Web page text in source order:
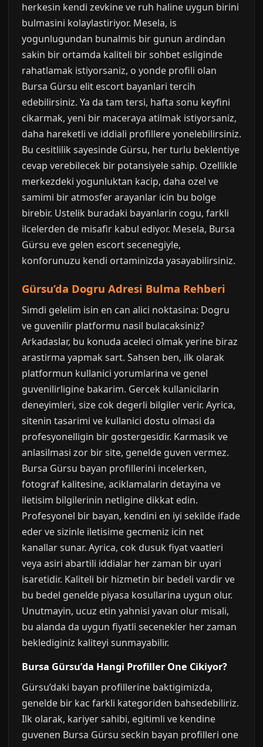
herkesin kendi zevkine ve ruh haline uygun birini
bulmasini kolaylastiriyor. Mesela, is
yogunlugundan bunalmis bir gunun ardindan
sakin bir ortamda kaliteli bir sohbet esliginde
rahatlamak istiyorsaniz, o yonde profili olan
Bursa Gürsu elit escort bayanlari tercih
edebilirsiniz. Ya da tam tersi, hafta sonu keyfini
cikarmak, yeni bir maceraya atilmak istiyorsaniz,
daha hareketli ve iddiali profillere yonelebilirsiniz.
Bu cesitlilik sayesinde Gürsu, her turlu beklentiye
cevap verebilecek bir potansiyele sahip. Ozellikle
merkezdeki yogunluktan kacip, daha ozel ve
samimi bir atmosfer arayanlar icin bu bolge
birebir. Ustelik buradaki bayanlarin cogu, farkli
ilcelerden de misafir kabul ediyor. Mesela, Bursa
Gürsu eve gelen escort secenegiyle,
konforunuzu kendi ortaminizda yasayabilirsiniz.
Gürsu’da Dogru Adresi Bulma Rehberi
Simdi gelelim isin en can alici noktasina: Dogru
ve guvenilir platformu nasil bulacaksiniz?
Arkadaslar, bu konuda aceleci olmak yerine biraz
arastirma yapmak sart. Sahsen ben, ilk olarak
platformun kullanici yorumlarina ve genel
guvenilirligine bakarim. Gercek kullanicilarin
deneyimleri, size cok degerli bilgiler verir. Ayrica,
sitenin tasarimi ve kullanici dostu olmasi da
profesyonelligin bir gostergesidir. Karmasik ve
anlasilmasi zor bir site, genelde guven vermez.
Bursa Gürsu bayan profillerini incelerken,
fotograf kalitesine, aciklamalarin detayina ve
iletisim bilgilerinin netligine dikkat edin.
Profesyonel bir bayan, kendini en iyi sekilde ifade
eder ve sizinle iletisime gecmeniz icin net
kanallar sunar. Ayrica, cok dusuk fiyat vaatleri
veya asiri abartili iddialar her zaman bir uyari
isaretidir. Kaliteli bir hizmetin bir bedeli vardir ve
bu bedel genelde piyasa kosullarina uygun olur.
Unutmayin, ucuz etin yahnisi yavan olur misali,
bu alanda da uygun fiyatli secenekler her zaman
beklediginiz kaliteyi sunmayabilir.
Bursa Gürsu’da Hangi Profiller One Cikiyor?
Gürsu’daki bayan profillerine baktigimizda,
genelde bir kac farkli kategoriden bahsedebiliriz.
Ilk olarak, kariyer sahibi, egitimli ve kendine
guvenen Bursa Gürsu seckin bayan profilleri one